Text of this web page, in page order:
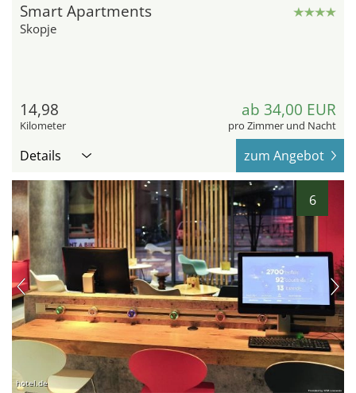
Smart Apartments
Skopje
14,98
Kilometer
ab 34,00 EUR
pro Zimmer und Nacht
Details zum Angebot
6
hotel.de